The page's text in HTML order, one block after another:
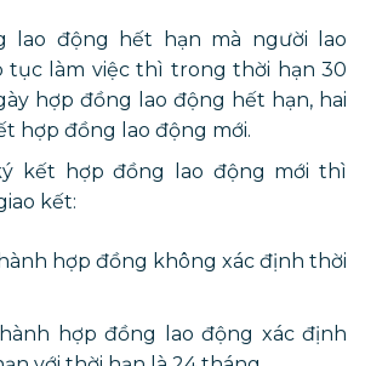
lao động hết hạn mà người lao
tục làm việc thì trong thời hạn 30
hợp đồng lao động hết hạn, hai
hợp đồng lao động mới.
kết hợp đồng lao động mới thì
kết:
hợp đồng không xác định thời
hợp đồng lao động xác định